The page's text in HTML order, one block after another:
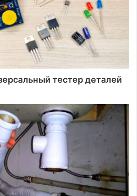
тестер деталей